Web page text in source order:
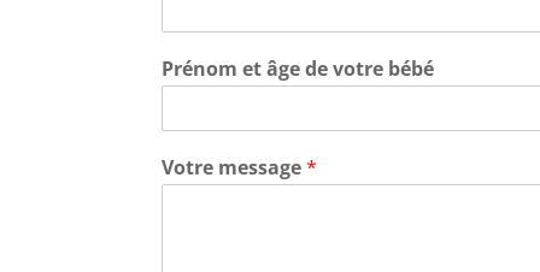
Prénom et âge de votre bébé
Votre message*